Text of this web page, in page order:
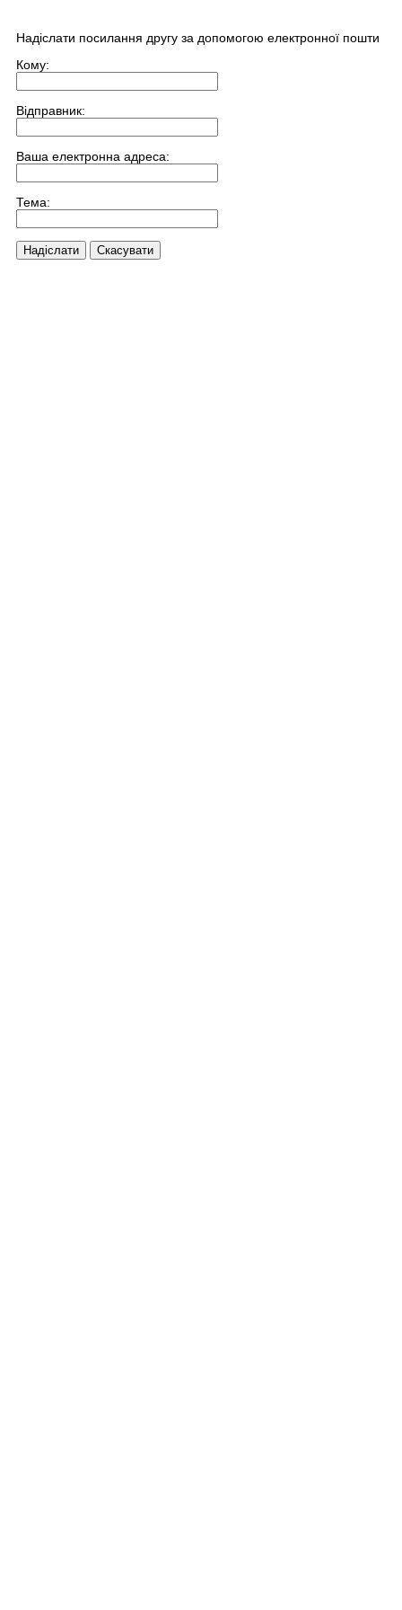
Надіслати посилання другу за допомогою електронної пошти
Кому:
Відправник:
Ваша електронна адреса:
Тема:
Надіслати Скасувати